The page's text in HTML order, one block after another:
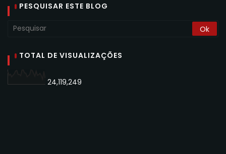
PESQUISAR ESTE BLOG
TOTAL DE VISUALIZAÇÕES
24,119,249